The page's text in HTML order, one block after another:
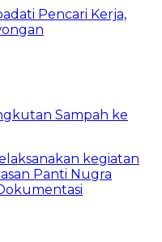
Pencari Kerja,
Sampah ke